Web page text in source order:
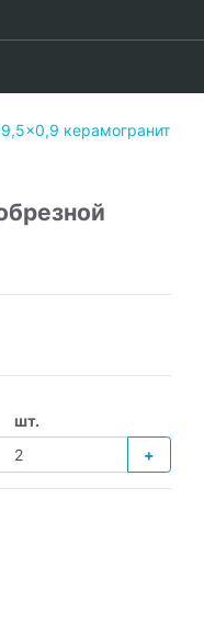
керамогранит
шт.
+